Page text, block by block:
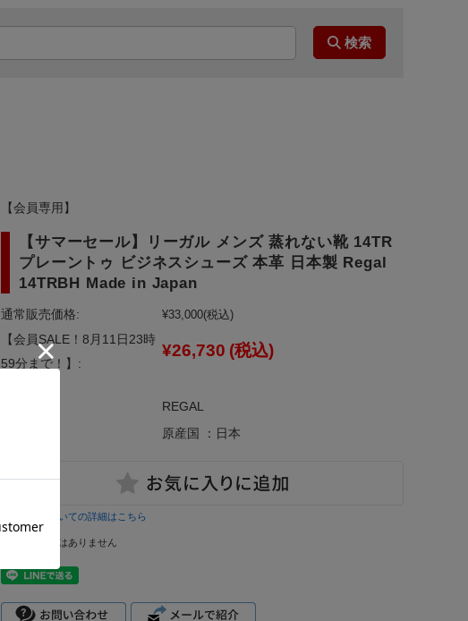
【会員専用】
【サマーセール】リーガル メンズ 蒸れない靴 14TR
プレーントゥ ビジネスシューズ 本革 日本製 Regal
14TRBH Made in Japan
通常販売価格: ¥33,000(税込)
【会員SALE！8月11日23時
59分まで！】:
¥26,730 (税込)
REGAL
原産国 ：日本
返品についての詳細はこちら
レビューはありません